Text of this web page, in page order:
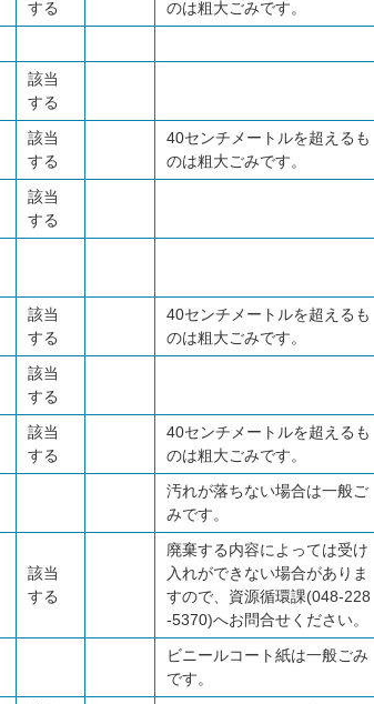
する
のは粗大ごみです。
該当
する
該当
する
40センチメートルを超えるも
のは粗大ごみです。
該当
する
該当
する
40センチメートルを超えるも
のは粗大ごみです。
該当
する
該当
する
40センチメートルを超えるも
のは粗大ごみです。
汚れが落ちない場合は一般ご
みです。
該当
する
廃棄する内容によっては受け
入れができない場合がありま
すので、資源循環課(048-228
-5370)へお問合せください。
ビニールコート紙は一般ごみ
です。